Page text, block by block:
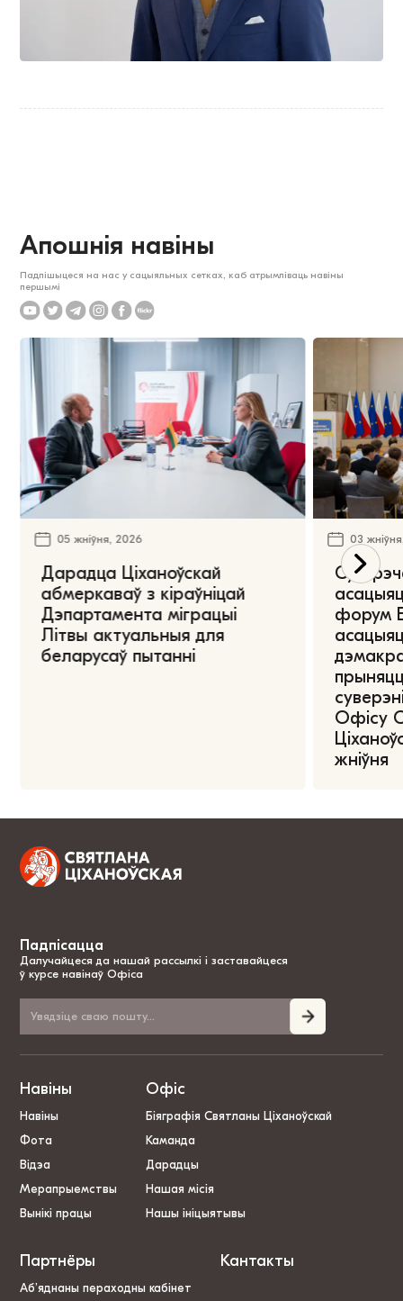
Апошнія навіны
Падпішыцеся на нас у сацыяльных сетках, каб атрымліваць навіны
першымі
05 жніўня, 2026
Дарадца Ціханоўскай
абмеркаваў з кіраўніцай
Дэпартамента міграцыі
Літвы актуальныя для
беларусаў пытанні
03
форум
Офісу
жніўня
Падпісацца
Далучайцеся да нашай рассылкі і заставайцеся
ў курсе навінаў Офіса
Навіны
Навіны
Фота
Відэа
Мерапрыемствы
Вынікі працы
Офіс
Біяграфія Святланы Ціханоўскай
Каманда
Дарадцы
Нашая місія
Нашы ініцыятывы
Партнёры
Аб’яднаны пераходны кабінет
Кантакты